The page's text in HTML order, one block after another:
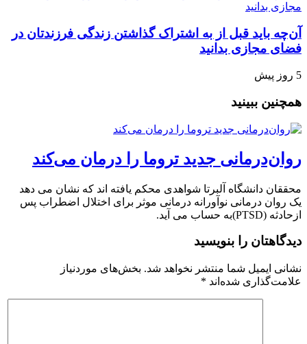
آن‌چه باید قبل از به اشتراک گذاشتن زندگی فرزندتان در
فضای مجازی بدانید
5 روز پیش
همچنین ببینید
روان‌درمانی جدید تروما را درمان می‌کند
محققان دانشگاه آلبرتا شواهدی محکم یافته اند که نشان می دهد
یک روان درمانی نوآورانه درمانی موثر برای اختلال اضطراب پس
ازحادثه (PTSD)به حساب می آید.
دیدگاهتان را بنویسید
نشانی ایمیل شما منتشر نخواهد شد. بخش‌های موردنیاز
علامت‌گذاری شده‌اند *